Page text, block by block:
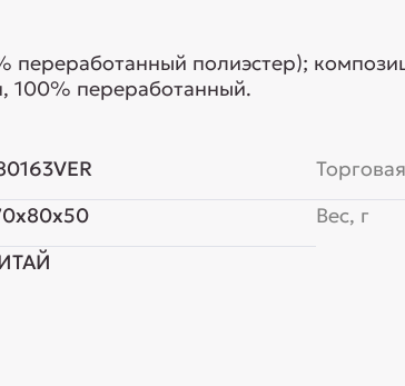
переработанный полиэстер);
100% переработанный.
Вес, г